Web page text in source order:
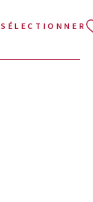
SÉLECTIONNER